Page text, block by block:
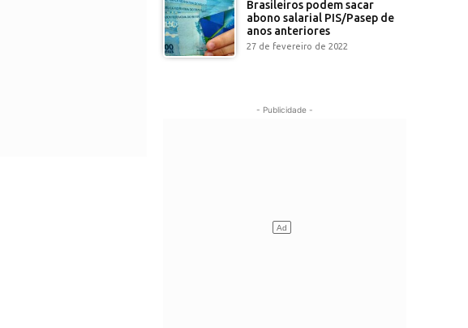
Brasileiros podem sacar
abono salarial PIS/Pasep de
anos anteriores
27 de fevereiro de 2022
- Publicidade -